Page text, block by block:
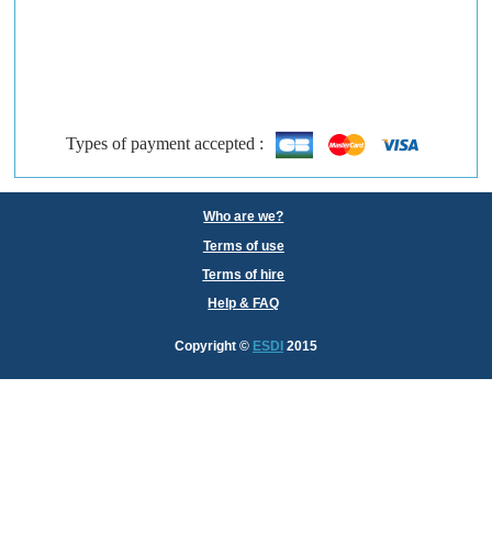
Types of payment accepted :
Who are we?
Terms of use
Terms of hire
Help & FAQ
Copyright © ESDI 2015